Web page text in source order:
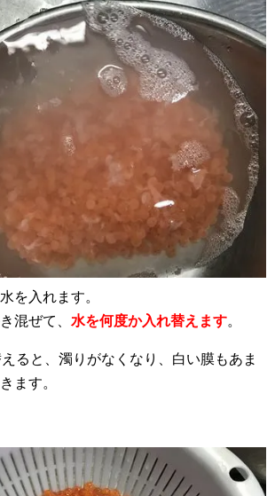
を入れます。
混ぜて、 水を何度か入れ替えます。
ると、濁りがなくなり、白い膜もあま
ます。